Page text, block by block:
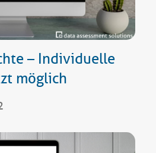
– Individuelle
möglich